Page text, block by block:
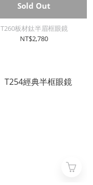
Sold Out
T260板材鈦半眉框眼鏡
NT$2,780